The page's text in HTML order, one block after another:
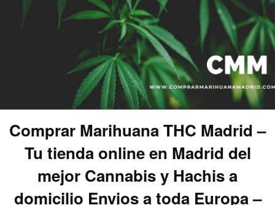
Comprar Marihuana THC Madrid –
Tu tienda online en Madrid del
mejor Cannabis y Hachis a
domicilio Envios a toda Europa –